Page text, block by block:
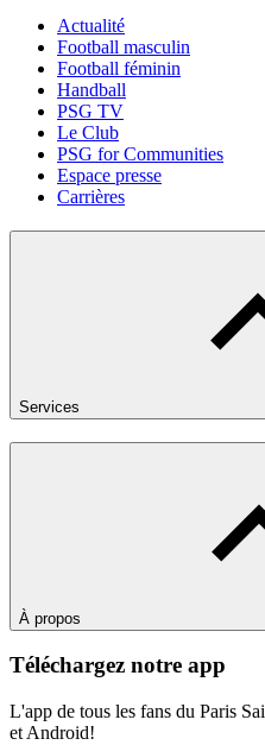
Actualité
Football masculin
Football féminin
Handball
PSG TV
Le Club
PSG for Communities
Espace presse
Carrières
Services
À propos
Téléchargez notre app
L'app de tous les fans du Paris
et Android!